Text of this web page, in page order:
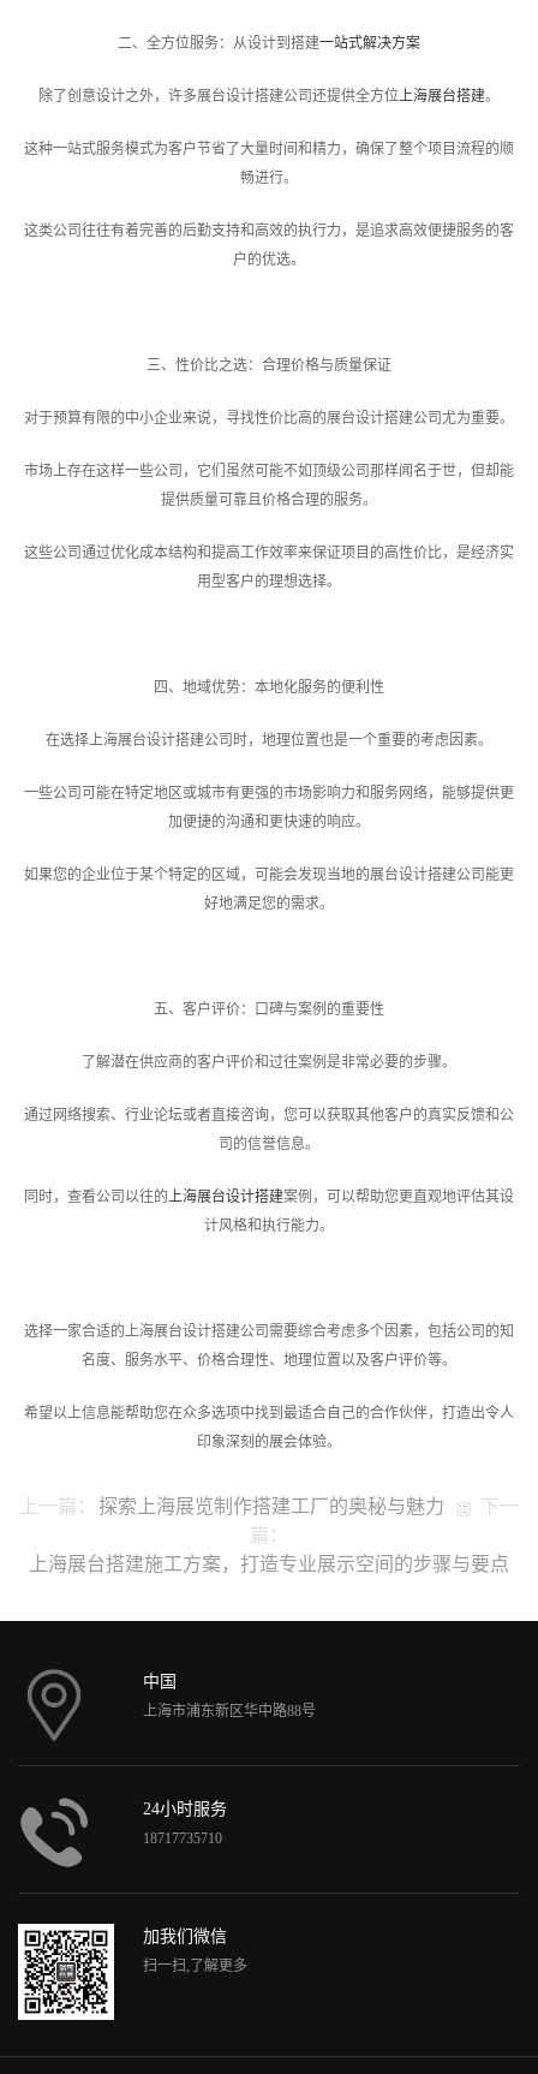
二、全方位服务：从设计到搭建一站式解决方案
除了创意设计之外，许多展台设计搭建公司还提供全方位上海展台搭建。
这种一站式服务模式为客户节省了大量时间和精力，确保了整个项目流程的顺
畅进行。
这类公司往往有着完善的后勤支持和高效的执行力，是追求高效便捷服务的客
户的优选。
三、性价比之选：合理价格与质量保证
对于预算有限的中小企业来说，寻找性价比高的展台设计搭建公司尤为重要。
市场上存在这样一些公司，它们虽然可能不如顶级公司那样闻名于世，但却能
提供质量可靠且价格合理的服务。
这些公司通过优化成本结构和提高工作效率来保证项目的高性价比，是经济实
用型客户的理想选择。
四、地域优势：本地化服务的便利性
在选择上海展台设计搭建公司时，地理位置也是一个重要的考虑因素。
一些公司可能在特定地区或城市有更强的市场影响力和服务网络，能够提供更
加便捷的沟通和更快速的响应。
如果您的企业位于某个特定的区域，可能会发现当地的展台设计搭建公司能更
好地满足您的需求。
五、客户评价：口碑与案例的重要性
了解潜在供应商的客户评价和过往案例是非常必要的步骤。
通过网络搜索、行业论坛或者直接咨询，您可以获取其他客户的真实反馈和公
司的信誉信息。
同时，查看公司以往的上海展台设计搭建案例，可以帮助您更直观地评估其设
计风格和执行能力。
选择一家合适的上海展台设计搭建公司需要综合考虑多个因素，包括公司的知
名度、服务水平、价格合理性、地理位置以及客户评价等。
希望以上信息能帮助您在众多选项中找到最适合自己的合作伙伴，打造出令人
印象深刻的展会体验。
上一篇： 探索上海展览制作搭建工厂的奥秘与魅力
下一
篇：
上海展台搭建施工方案，打造专业展示空间的步骤与要点
中国
上海市浦东新区华中路88号
24小时服务
18717735710
加我们微信
扫一扫,了解更多